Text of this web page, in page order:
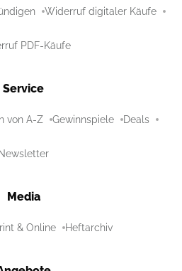
Widerruf digitaler Käufe
PDF-Käufe
Service
von A-Z Gewinnspiele Deals
Media
& Online Heftarchiv